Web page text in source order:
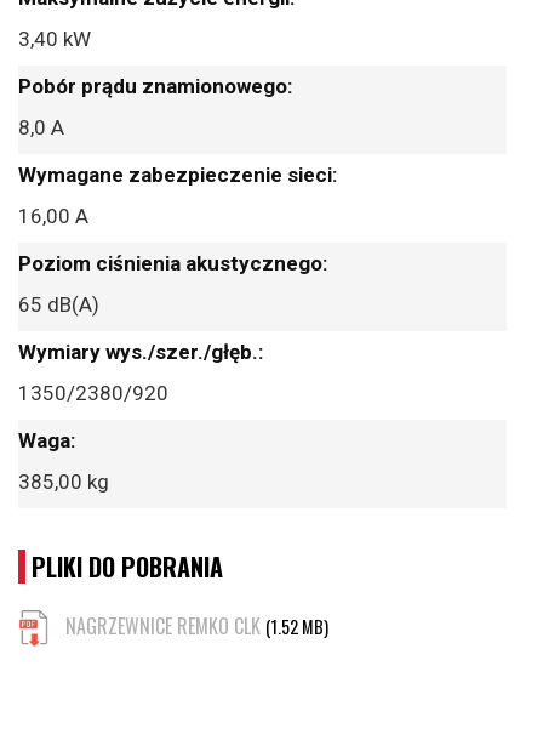
3,40 kW
8,0 A
16,00 A
65 dB(A)
1350/2380/920
385,00 kg
PLIKI DO POBRANIA
NAGRZEWNICE REMKO CLK (1.52 MB)